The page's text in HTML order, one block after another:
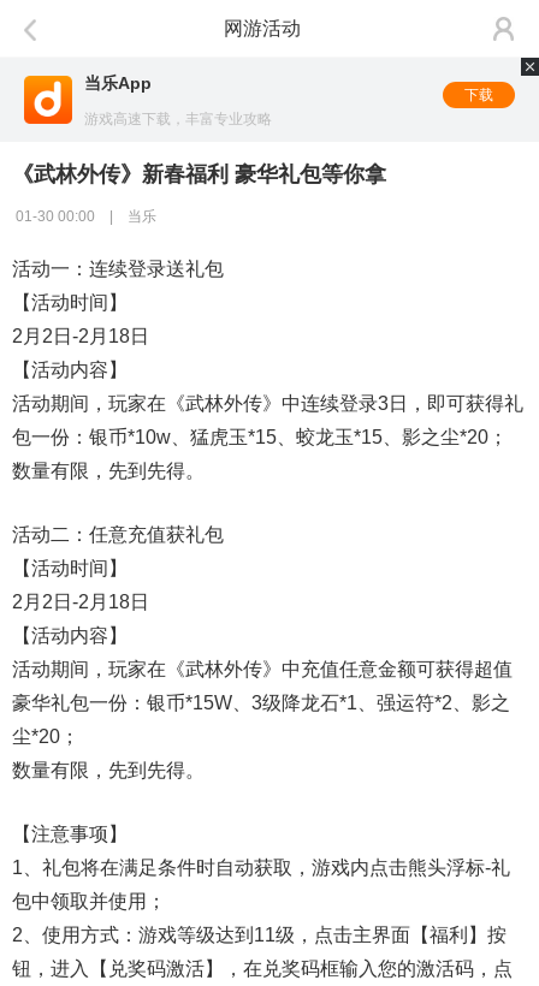
网游活动
当乐App
游戏高速下载，丰富专业攻略
下载
《武林外传》新春福利 豪华礼包等你拿
01-30 00:00 | 当乐
活动一：连续登录送礼包
【活动时间】
2月2日-2月18日
【活动内容】
活动期间，玩家在《武林外传》中连续登录3日，即可获得礼
包一份：银币*10w、猛虎玉*15、蛟龙玉*15、影之尘*20；
数量有限，先到先得。
活动二：任意充值获礼包
【活动时间】
2月2日-2月18日
【活动内容】
活动期间，玩家在《武林外传》中充值任意金额可获得超值
豪华礼包一份：银币*15W、3级降龙石*1、强运符*2、影之
尘*20；
数量有限，先到先得。
【注意事项】
1、礼包将在满足条件时自动获取，游戏内点击熊头浮标-礼
包中领取并使用；
2、使用方式：游戏等级达到11级，点击主界面【福利】按
钮，进入【兑奖码激活】，在兑奖码框输入您的激活码，点